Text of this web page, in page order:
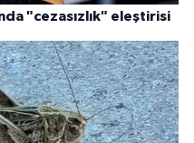
"cezasızlık" eleştirisi